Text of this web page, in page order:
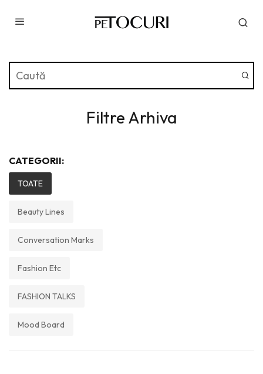
Filtre Arhiva
CATEGORII:
TOATE
Beauty Lines
Conversation Marks
Fashion Etc
FASHION TALKS
Mood Board